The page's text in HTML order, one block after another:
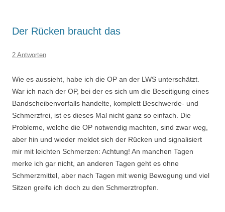
Der Rücken braucht das
2 Antworten
Wie es aussieht, habe ich die OP an der LWS unterschätzt.
War ich nach der OP, bei der es sich um die Beseitigung eines
Bandscheibenvorfalls handelte, komplett Beschwerde- und
Schmerzfrei, ist es dieses Mal nicht ganz so einfach. Die
Probleme, welche die OP notwendig machten, sind zwar weg,
aber hin und wieder meldet sich der Rücken und signalisiert
mir mit leichten Schmerzen: Achtung! An manchen Tagen
merke ich gar nicht, an anderen Tagen geht es ohne
Schmerzmittel, aber nach Tagen mit wenig Bewegung und viel
Sitzen greife ich doch zu den Schmerztropfen.